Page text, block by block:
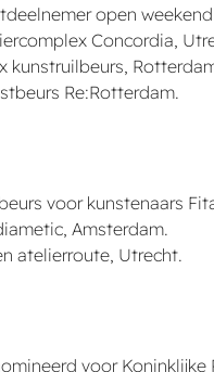
open weekend
Concordia,
kunstruilbeurs,
Re:Rotterdam.
voor kunstenaars
Amsterdam.
atelierroute, Utrecht.
voor Koninklijke